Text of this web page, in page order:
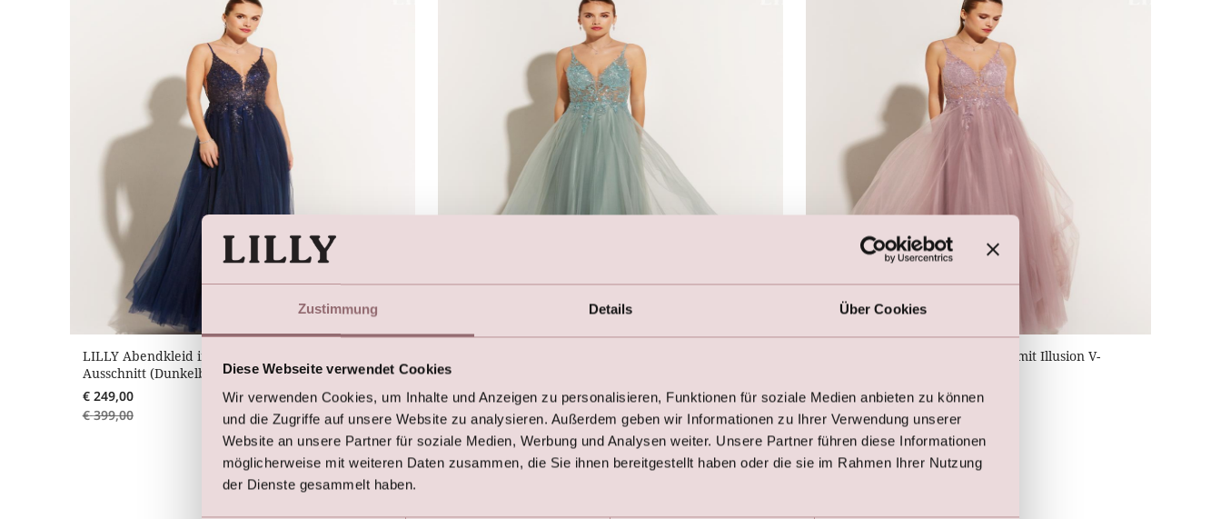
Zustimmung Details Über Cookies
Diese Webseite verwendet Cookies
Wir verwenden Cookies, um Inhalte und Anzeigen zu personalisieren, Funktionen für soziale Medien anbieten zu können
und die Zugriffe auf unsere Website zu analysieren. Außerdem geben wir Informationen zu Ihrer Verwendung unserer
Website an unsere Partner für soziale Medien, Werbung und Analysen weiter. Unsere Partner führen diese Informationen
möglicherweise mit weiteren Daten zusammen, die Sie ihnen bereitgestellt haben oder die sie im Rahmen Ihrer Nutzung
der Dienste gesammelt haben.
LILLY Abendkleid in Crunchy Tüll mit Illusion V-
Ausschnitt (Dunkelblau)
€ 249,00
€ 399,00
€
€ 399,00
LILLY Crunchy Tüll Abendkleid mit Illusion V-
€ 249,00
€ 399,00